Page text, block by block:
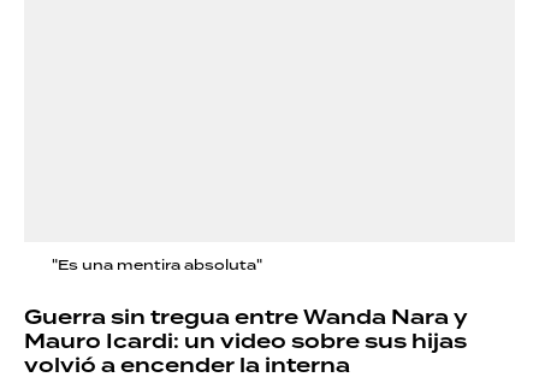
"Es una mentira absoluta"
Guerra sin tregua entre Wanda Nara y
Mauro Icardi: un video sobre sus hijas
volvió a encender la interna